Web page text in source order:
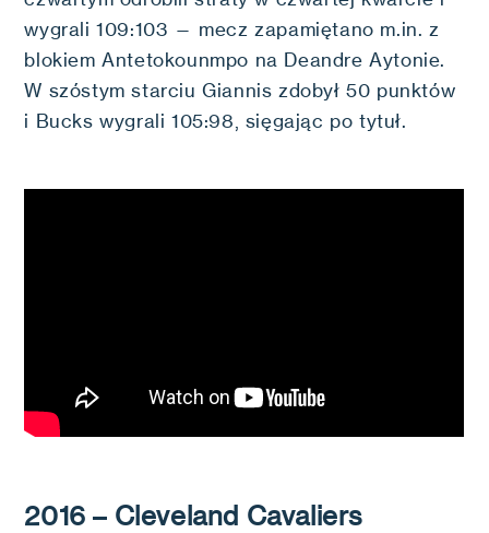
wygrali 109:103 — mecz zapamiętano m.in. z
blokiem Antetokounmpo na Deandre Aytonie.
W szóstym starciu Giannis zdobył 50 punktów
i Bucks wygrali 105:98, sięgając po tytuł.
2016 – Cleveland Cavaliers